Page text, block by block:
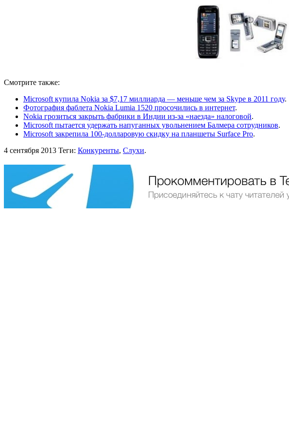
Смотрите также:
Microsoft купила Nokia за $7,17 миллиарда — меньше чем за Skype в 2011 году.
Фотография фаблета Nokia Lumia 1520 просочились в интернет.
Nokia грозиться закрыть фабрики в Индии из-за «наезда» налоговой.
Microsoft пытается удержать напуганных увольнением Балмера сотрудников.
Microsoft закрепила 100-долларовую скидку на планшеты Surface Pro.
4 сентября 2013 Теги: Конкуренты, Слухи.